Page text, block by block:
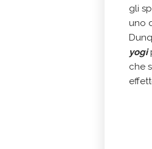
gli
uno
yogi
che